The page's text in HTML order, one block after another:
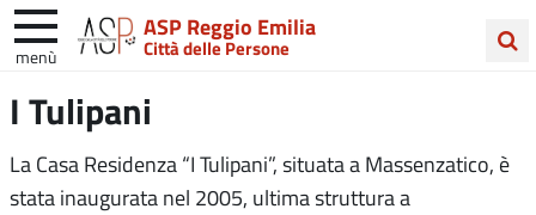
ASP Reggio Emilia
Città delle Persone
menù
nel
sito
I Tulipani
La Casa Residenza “I Tulipani”, situata a Massenzatico, è
stata inaugurata nel 2005, ultima struttura a